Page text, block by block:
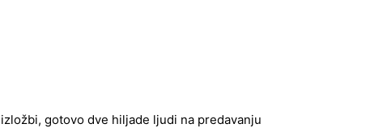
gotovo dve hiljade ljudi na predavanju